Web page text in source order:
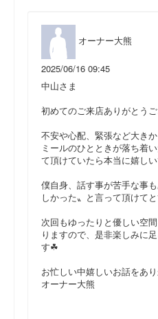
オーナー大熊
2025/06/16 09:45
中山さま
初めてのご来店ありがとう
不安や心配、緊張など大き
ミールのひとときが落ち着
て頂けていたら本当に嬉し
僕自身、話す事が苦手な事
しかった〟と言って頂けて
次回もゆったりと優しい空
りますので、是非楽しみに
す☘
お忙しい中嬉しいお話をあ
オーナー大熊